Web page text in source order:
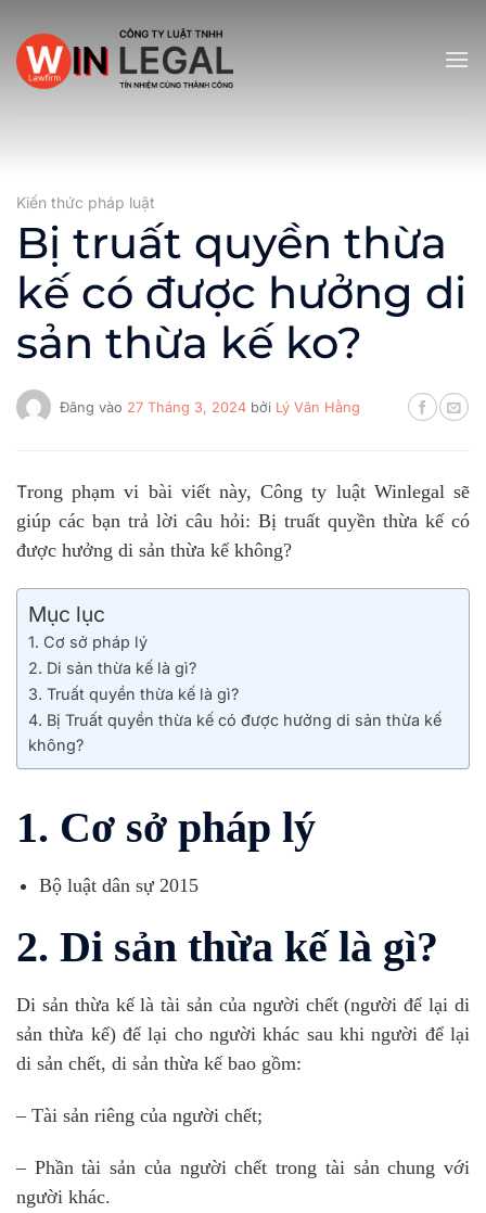
qua
nội
dung
Kiến thức pháp luật
Bị truất quyền thừa
kế có được hưởng di
sản thừa kế ko?
Đăng vào 27 Tháng 3, 2024 bởi Lý Văn Hằng
Trong phạm vi bài viết này, Công ty luật Winlegal sẽ
giúp các bạn trả lời câu hỏi: Bị truất quyền thừa kế có
được hưởng di sản thừa kế không?
Mục lục
1. Cơ sở pháp lý
2. Di sản thừa kế là gì?
3. Truất quyền thừa kế là gì?
4. Bị Truất quyền thừa kế có được hưởng di sản thừa kế
không?
1. Cơ sở pháp lý
Bộ luật dân sự 2015
2. Di sản thừa kế là gì?
Di sản thừa kế là tài sản của người chết (người để lại di
sản thừa kế) để lại cho người khác sau khi người để lại
di sản chết, di sản thừa kế bao gồm:
– Tài sản riêng của người chết;
– Phần tài sản của người chết trong tài sản chung với
người khác.